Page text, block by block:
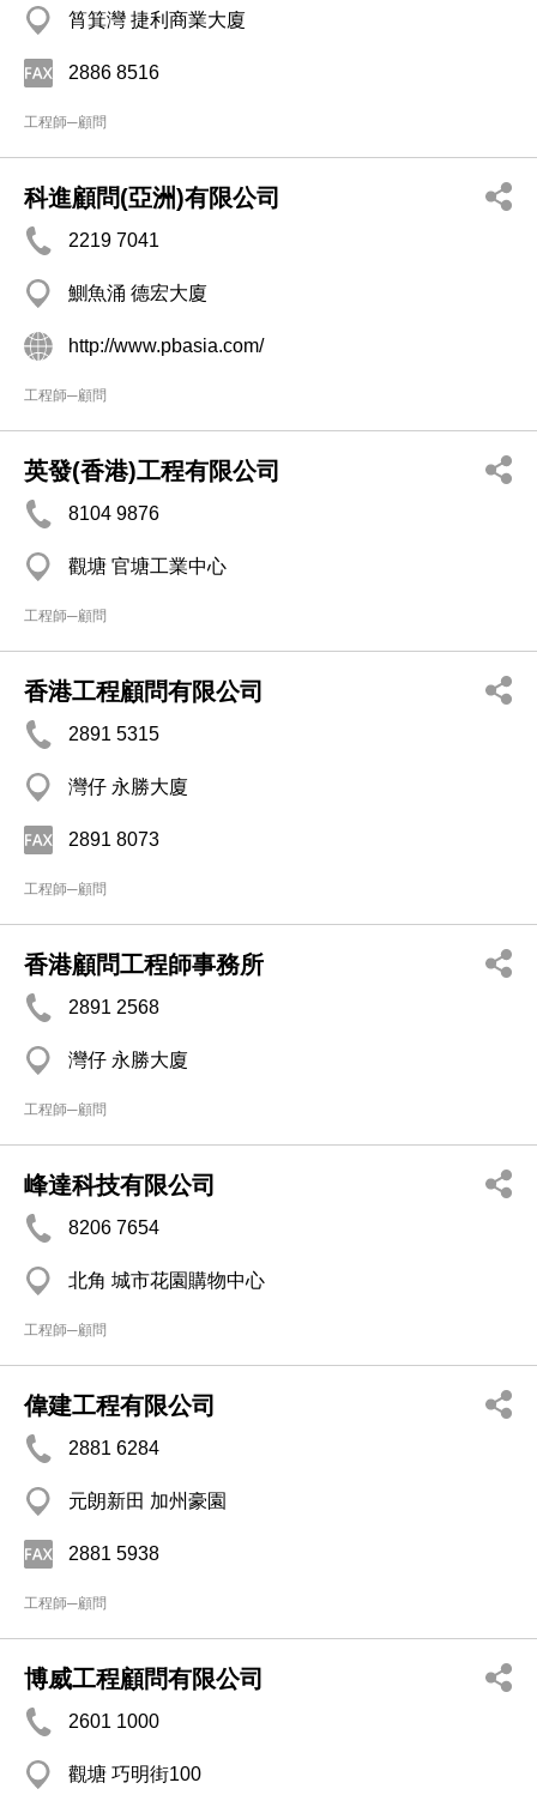
筲箕灣 捷利商業大廈
2886 8516
工程師─顧問
科進顧問(亞洲)有限公司
2219 7041
鰂魚涌 德宏大廈
http://www.pbasia.com/
工程師─顧問
英發(香港)工程有限公司
8104 9876
觀塘 官塘工業中心
工程師─顧問
香港工程顧問有限公司
2891 5315
灣仔 永勝大廈
2891 8073
工程師─顧問
香港顧問工程師事務所
2891 2568
灣仔 永勝大廈
工程師─顧問
峰達科技有限公司
8206 7654
北角 城市花園購物中心
工程師─顧問
偉建工程有限公司
2881 6284
元朗新田 加州豪園
2881 5938
工程師─顧問
博威工程顧問有限公司
2601 1000
觀塘 巧明街100